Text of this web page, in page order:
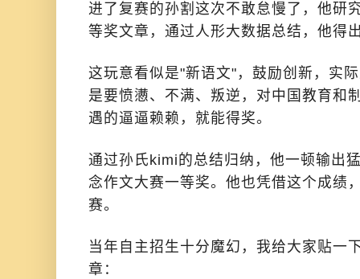
进了复赛的孙割这次不敢怠慢了，他研
等奖文章，通过人形大数据总结，他得
这玩意看似是"新语文"，鼓励创新，实
是要愤懑、不满、叛逆，对中国教育和
遇的逼逼赖赖，就能得奖。
通过孙氏kimi的总结归纳，他一顿输出
念作文大赛一等奖。他也凭借这个成绩
赛。
当年自主招生十分魔幻，我给大家贴一
章：